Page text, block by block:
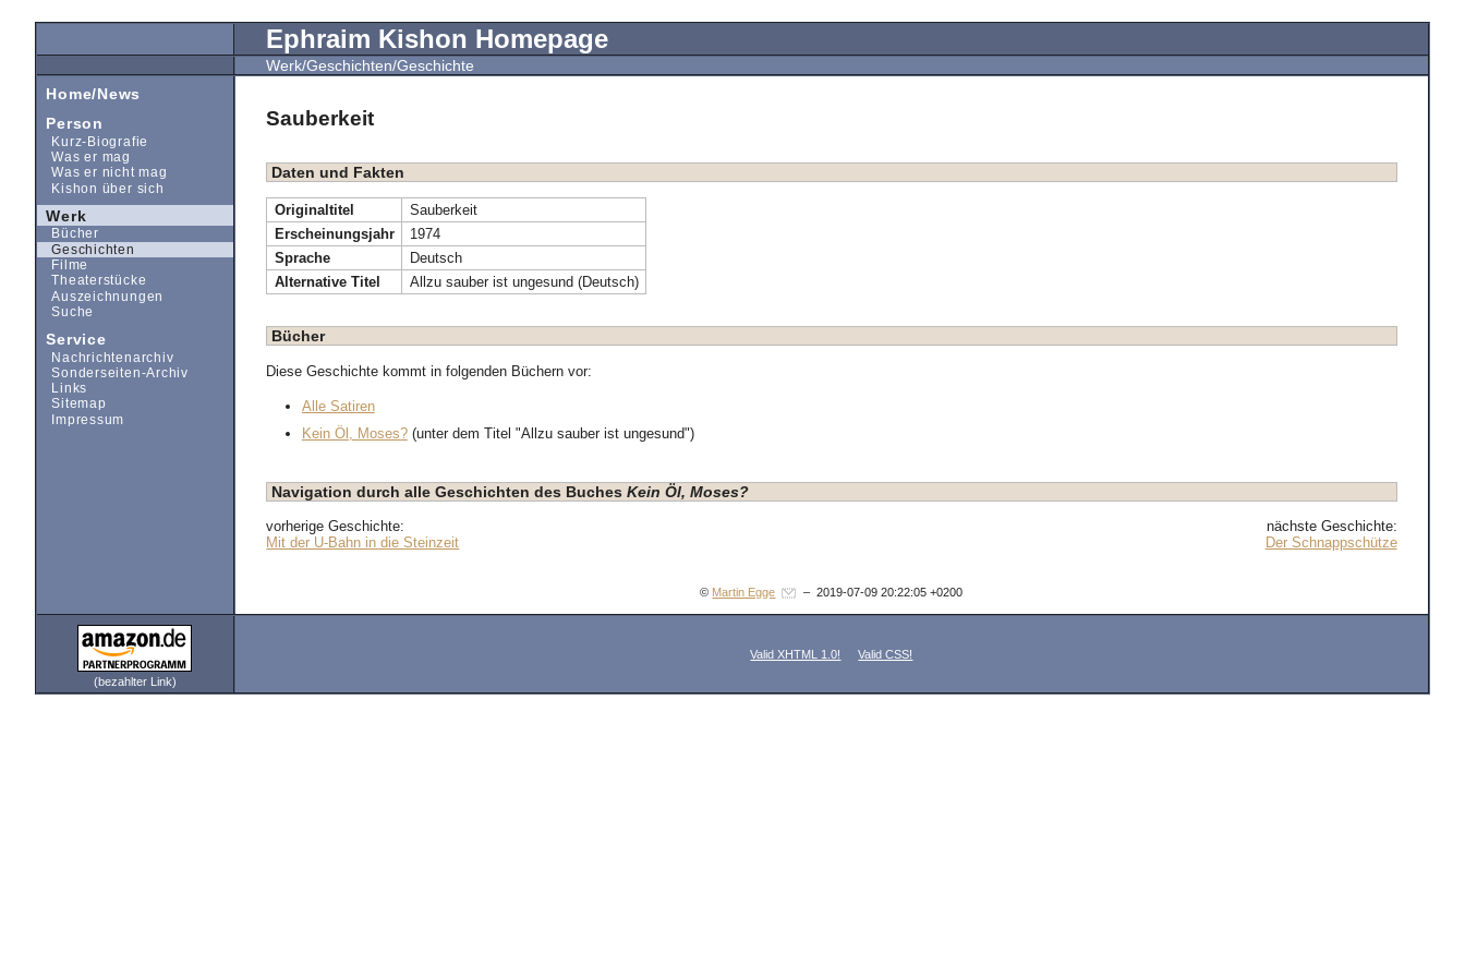
Ephraim Kishon Homepage
Werk/Geschichten/Geschichte
Sauberkeit
Daten und Fakten
Originaltitel
Sauberkeit
Erscheinungsjahr
1974
Sprache
Deutsch
Alternative Titel
Allzu sauber ist ungesund (Deutsch)
Bücher
Diese Geschichte kommt in folgenden Büchern vor:
Alle Satiren
Kein Öl, Moses?(unter dem Titel "Allzu sauber ist ungesund")
Navigation durch alle Geschichten des Buches Kein Öl, Moses?
vorherige Geschichte:
Mit der U-Bahn in die Steinzeit
nächste Geschichte:
Der Schnappschütze
© Martin Egge – 2019-07-09 20:22:05 +0200
(bezahlter Link)
Valid XHTML 1.0! Valid CSS!
Home/News
Person
Kurz-Biografie
Was er mag
Was er nicht mag
Kishon über sich
Werk
Bücher
Geschichten
Filme
Theaterstücke
Auszeichnungen
Suche
Service
Nachrichtenarchiv
Sonderseiten-Archiv
Links
Sitemap
Impressum